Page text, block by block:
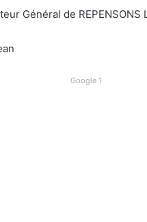
Général de REPENSONS
Google 1